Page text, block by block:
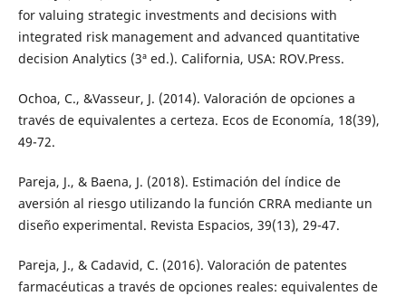
for valuing strategic investments and decisions with
integrated risk management and advanced quantitative
decision Analytics (3ª ed.). California, USA: ROV.Press.
Ochoa, C., &Vasseur, J. (2014). Valoración de opciones a
través de equivalentes a certeza. Ecos de Economía, 18(39),
49-72.
Pareja, J., & Baena, J. (2018). Estimación del índice de
aversión al riesgo utilizando la función CRRA mediante un
diseño experimental. Revista Espacios, 39(13), 29-47.
Pareja, J., & Cadavid, C. (2016). Valoración de patentes
farmacéuticas a través de opciones reales: equivalentes de